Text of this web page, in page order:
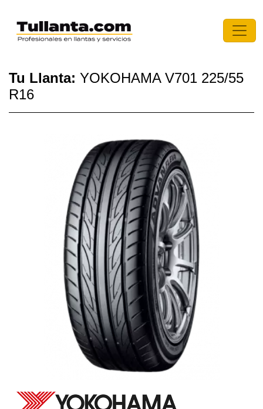
Tu Llanta: YOKOHAMA V701 225/55
R16